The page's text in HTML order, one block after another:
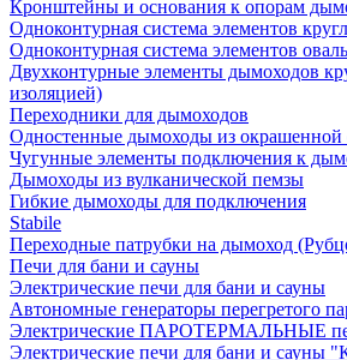
Кронштейны и основания к опорам
Одноконтурная система элементов
Одноконтурная система элементов
Двухконтурные элементы дымоходов
изоляцией)
Переходники для дымоходов
Одностенные дымоходы из окрашенной
Чугунные элементы подключения к
Дымоходы из вулканической пемзы
Гибкие дымоходы для подключения
Stabile
Переходные патрубки на дымоход
Печи для бани и сауны
Электрические печи для бани и сауны
Автономные генераторы перегретого
Электрические ПАРОТЕРМАЛЬНЫЕ
Электрические печи для бани и сауны